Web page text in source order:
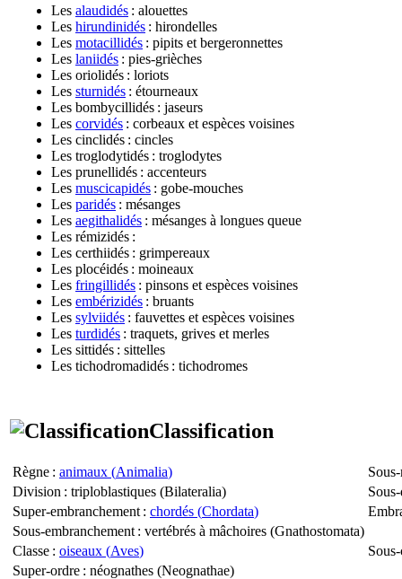
Les alaudidés : alouettes
Les hirundinidés : hirondelles
Les motacillidés : pipits et bergeronnettes
Les laniidés : pies-grièches
Les oriolidés : loriots
Les sturnidés : étourneaux
Les bombycillidés : jaseurs
Les corvidés : corbeaux et espèces voisines
Les cinclidés : cincles
Les troglodytidés : troglodytes
Les prunellidés : accenteurs
Les muscicapidés : gobe-mouches
Les paridés : mésanges
Les aegithalidés : mésanges à longues queue
Les rémizidés :
Les certhiidés : grimpereaux
Les plocéidés : moineaux
Les fringillidés : pinsons et espèces voisines
Les embérizidés : bruants
Les sylviidés : fauvettes et espèces voisines
Les turdidés : traquets, grives et merles
Les sittidés : sittelles
Les tichodromadidés : tichodromes
Classification
Règne : animaux (Animalia)
Division : triploblastiques (Bilateralia)
Super-embranchement : chordés (Chordata)
Sous-embranchement : vertébrés à mâchoires (Gnathostomata)
Classe : oiseaux (Aves)
Super-ordre : néognathes (Neognathae)